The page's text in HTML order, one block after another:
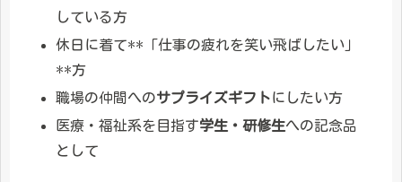
している方
休日に着て**「仕事の疲れを笑い飛ばしたい」
**方
職場の仲間へのサプライズギフトにしたい方
医療・福祉系を目指す学生・研修生への記念品
として